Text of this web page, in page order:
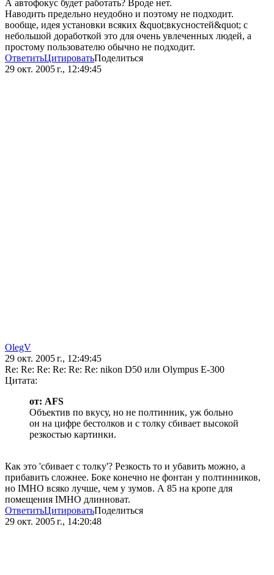
А автофокус будет работать? Вроде нет.
Наводить предельно неудобно и поэтому не подходит.
вообще, идея установки всяких &quot;вкусностей&quot; с
небольшой доработкой это для очень увлеченных людей, а
простому пользователю обычно не подходит.
ОтветитьЦитироватьПоделиться
29 окт. 2005 г., 12:49:45
OlegV
29 окт. 2005 г., 12:49:45
Re: Re: Re: Re: Re: Re: nikon D50 или Olympus E-300
Цитата:
от: AFS
Объектив по вкусу, но не полтинник, уж больно
он на цифре бестолков и с толку сбивает высокой
резкостью картинки.
Как это 'сбивает с толку'? Резкость то и убавить можно, а
прибавить сложнее. Боке конечно не фонтан у полтинников,
но IMHO всяко лучше, чем у зумов. А 85 на кропе для
помещения IMHO длинноват.
ОтветитьЦитироватьПоделиться
29 окт. 2005 г., 14:20:48